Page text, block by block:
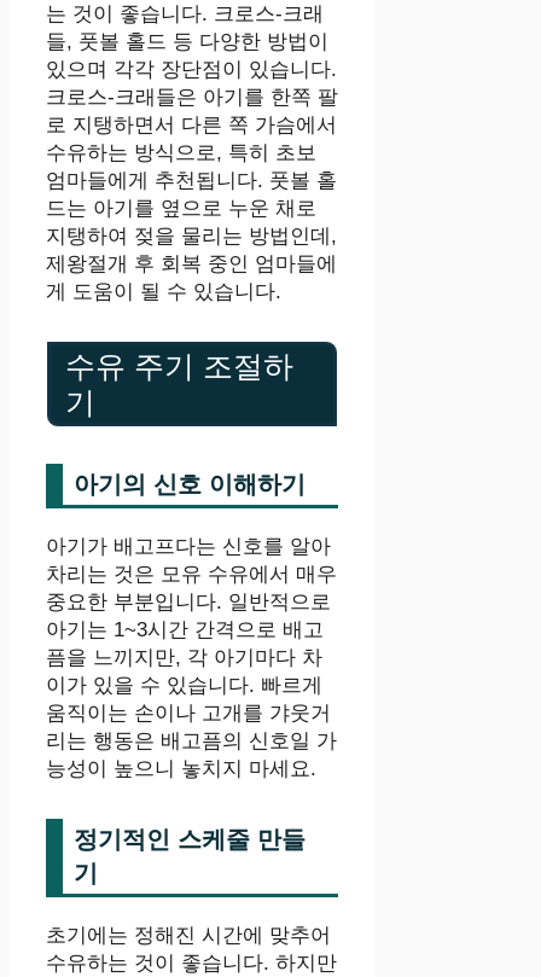
는 것이 좋습니다. 크로스-크래
들, 풋볼 홀드 등 다양한 방법이
있으며 각각 장단점이 있습니다.
크로스-크래들은 아기를 한쪽 팔
로 지탱하면서 다른 쪽 가슴에서
수유하는 방식으로, 특히 초보
엄마들에게 추천됩니다. 풋볼 홀
드는 아기를 옆으로 누운 채로
지탱하여 젖을 물리는 방법인데,
제왕절개 후 회복 중인 엄마들에
게 도움이 될 수 있습니다.
수유 주기 조절하
기
아기의 신호 이해하기
아기가 배고프다는 신호를 알아
차리는 것은 모유 수유에서 매우
중요한 부분입니다. 일반적으로
아기는 1~3시간 간격으로 배고
픔을 느끼지만, 각 아기마다 차
이가 있을 수 있습니다. 빠르게
움직이는 손이나 고개를 갸웃거
리는 행동은 배고픔의 신호일 가
능성이 높으니 놓치지 마세요.
정기적인 스케줄 만들
기
초기에는 정해진 시간에 맞추어
수유하는 것이 좋습니다. 하지만